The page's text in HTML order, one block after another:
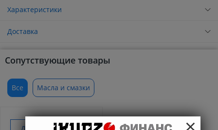
Характеристики
Доставка
Сопутствующие товары
Все Масла и смазки